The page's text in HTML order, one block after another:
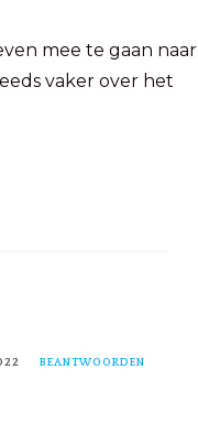
mee te gaan naar
vaker over het
BEANTWOORDEN